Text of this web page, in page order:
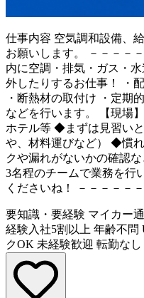
仕事内容 空気調和設備、
お願いします。 －－－－
内に空調・排気・ガス・
外したりするお仕事！ ・
・断熱材の取付け ・定期
などを行います。 【現場
ホテル等 ◆まずは見習い
や、材料運びなど） ◆慣
クや漏れがないかの確認
3名程のチームで業務を行
くださいね！ －－－－－
要知識・要経験 マイカー
経験入社5割以上 年齢不問
クOK 未経験歓迎 転勤なし